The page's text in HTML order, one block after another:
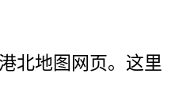
北地图网页。这里